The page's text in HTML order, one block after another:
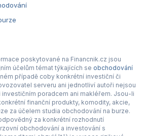
poskytované na Financnik.cz jsou
účelům témat týkajících se obchodování
případě coby konkrétní investiční či
serveru ani jednotliví autoři nejsou
poradcem ani makléřem. Jsou-li
finanční produkty, komodity, akcie,
za účelem studia obchodování na burze.
za konkrétní rozhodnutí
obchodování a investování s